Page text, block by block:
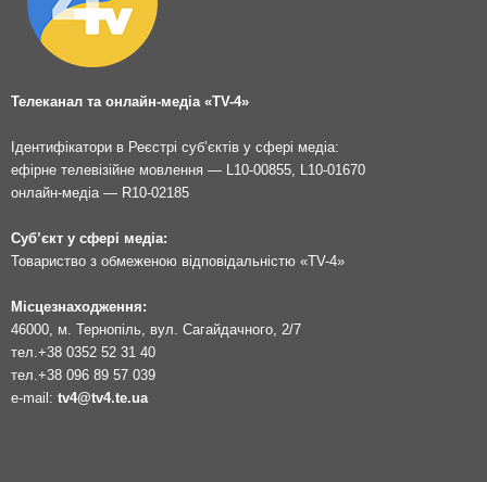
Телеканал та онлайн-медіа «TV-4»
Ідентифікатори в Реєстрі суб’єктів у сфері медіа:
ефірне телевізійне мовлення — L10-00855, L10-01670
онлайн-медіа — R10-02185
Суб’єкт у сфері медіа:
Товариство з обмеженою відповідальністю «TV-4»
Місцезнаходження:
46000, м. Тернопіль, вул. Сагайдачного, 2/7
тел. +38 0352 52 31 40
тел. +38 096 89 57 039
e-mail: tv4@tv4.te.ua